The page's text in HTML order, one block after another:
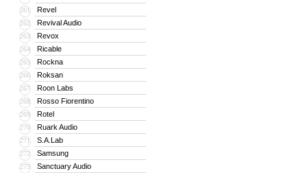
261 Revel
262 Revival Audio
263 Revox
264 Ricable
265 Rockna
266 Roksan
267 Roon Labs
268 Rosso Fiorentino
269 Rotel
270 Ruark Audio
271 S.A.Lab
272 Samsung
273 Sanctuary Audio